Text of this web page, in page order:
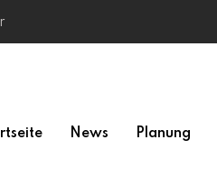
News Planung